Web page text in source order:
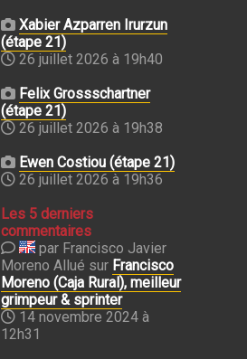
Xabier Azparren Irurzun
(étape 21)
26 juillet 2026 à 19h40
Felix Grossschartner
(étape 21)
26 juillet 2026 à 19h38
Ewen Costiou (étape 21)
26 juillet 2026 à 19h36
Les 5 derniers
commentaires
par Francisco Javier
Moreno Allué sur Francisco
Moreno (Caja Rural), meilleur
grimpeur & sprinter
14 novembre 2024 à
12h31